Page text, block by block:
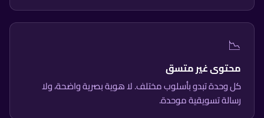
📉
محتوى غير متسق
كل وحدة تبدو بأسلوب مختلف. لا هوية بصرية واضحة، ولا
رسالة تسويقية موحدة.